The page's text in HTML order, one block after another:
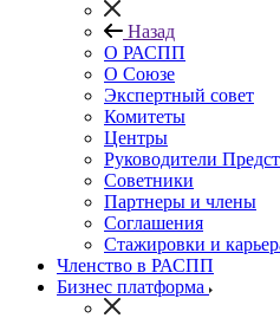
Назад
О РАСПП
О Союзе
Экспертный совет
Комитеты
Центры
Руководители
Советники
Партнеры и члены
Соглашения
Стажировки и
Членство в РАСПП
Бизнес платформа